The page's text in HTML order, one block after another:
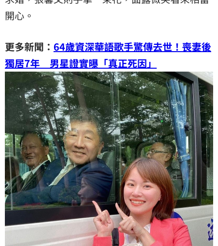
開心。
更多新聞： 64歲資深華語歌手驚傳去世！喪妻後
獨居7年 男星證實曝「真正死因」